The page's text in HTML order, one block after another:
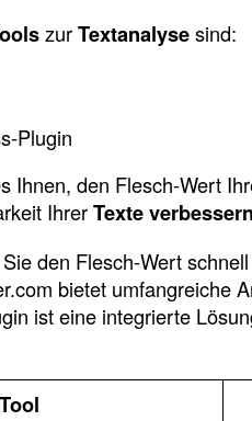
zurTextanalysesind:
Plugin
Ihnen, den Flesch-Wert
IhrerTexte
den Flesch-Wert
bietet umfangreiche
ist eine integrierte
Tool